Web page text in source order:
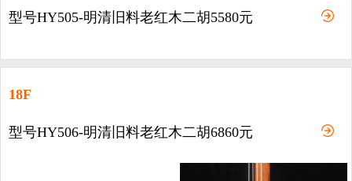
型号HY505-明清旧料老红木二胡5580元
18F
型号HY506-明清旧料老红木二胡6860元